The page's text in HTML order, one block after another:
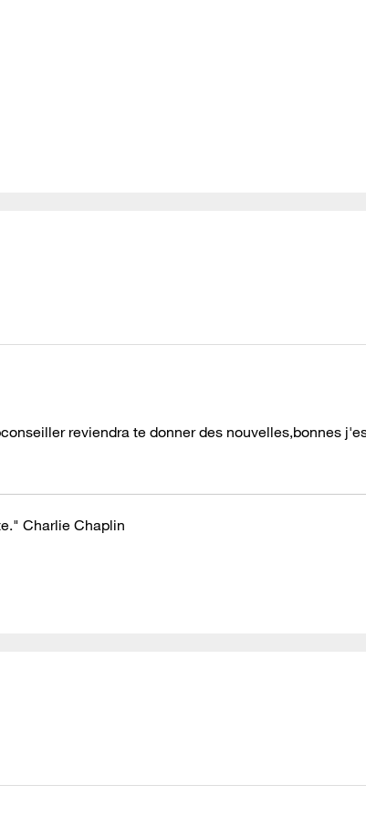
reviendra te donner des nouvelles,bonnes
Charlie Chaplin